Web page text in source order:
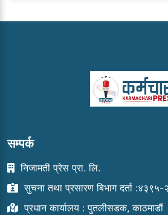
सम्पर्क
निजामती प्रेस प्रा. लि.
सुचना तथा प्रसारण बिभाग दर्ता
प्रधान कार्यालय : पुतलीसडक, काठमाडौं